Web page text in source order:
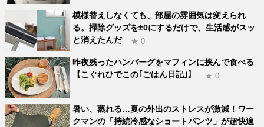
模様替えしなくても、部屋の雰囲気は変えられ
る。掃除グッズを±0にするだけで、生活感がスッ
と消えたんだ
★ 0
昨夜残ったハンバーグをマフィンに挟んで食べる
【こぐれひでこの｢ごはん日記｣】
★ 0
暑い、蒸れる…夏の外出のストレスが激減！ワー
クマンの「持続冷感なショートパンツ」が超快適